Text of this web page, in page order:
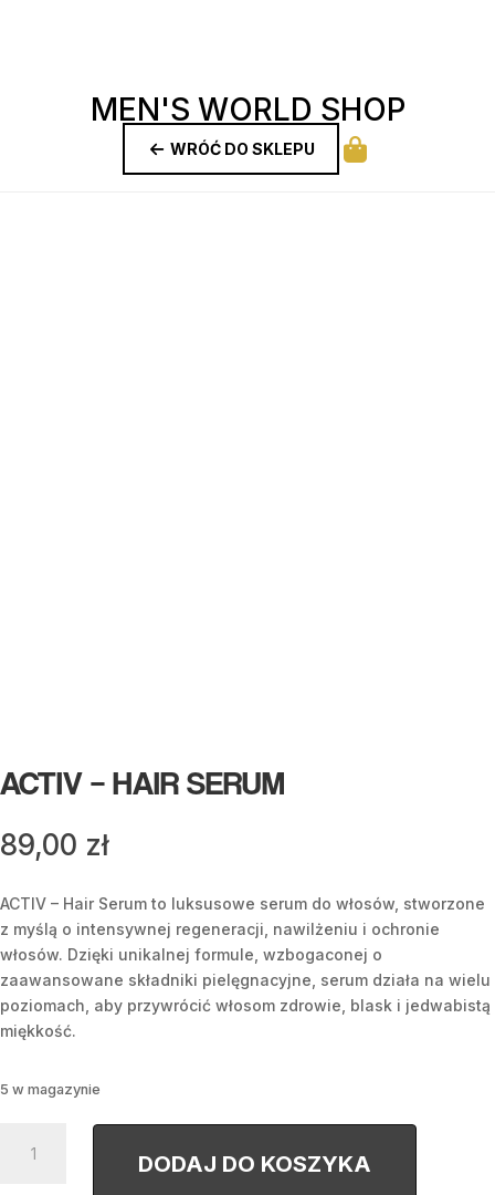
MEN'S WORLD SHOP
WRÓĆ DO SKLEPU
ACTIV – HAIR SERUM
89,00 zł
ACTIV – Hair Serum to luksusowe serum do włosów, stworzone
z myślą o intensywnej regeneracji, nawilżeniu i ochronie
włosów. Dzięki unikalnej formule, wzbogaconej o
zaawansowane składniki pielęgnacyjne, serum działa na wielu
poziomach, aby przywrócić włosom zdrowie, blask i jedwabistą
miękkość.
5 w magazynie
ACTIV
DODAJ DO KOSZYKA